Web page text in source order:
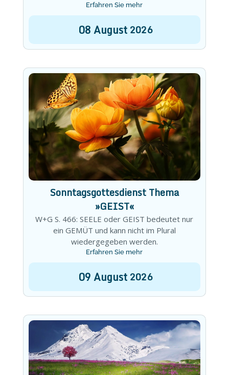
Erfahren Sie mehr
08 August 2026
Sonntagsgottesdienst Thema
»GEIST«
W+G S. 466: SEELE oder GEIST bedeutet nur
ein GEMÜT und kann nicht im Plural
wiedergegeben werden.
Erfahren Sie mehr
09 August 2026